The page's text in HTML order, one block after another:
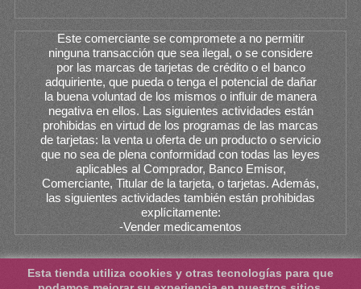
Este comerciante se compromete a no permitir
ninguna transacción que sea ilegal, o se considere
por las marcas de tarjetas de crédito o el banco
adquiriente, que pueda o tenga el potencial de dañar
la buena voluntad de los mismos o influir de manera
negativa en ellos. Las siguientes actividades están
prohibidas en virtud de los programas de las marcas
de tarjetas: la venta u oferta de un producto o servicio
que no sea de plena conformidad con todas las leyes
aplicables al Comprador, Banco Emisor,
Comerciante, Titular de la tarjeta, o tarjetas. Además,
las siguientes actividades también están prohibidas
explícitamente:
-Vender medicamentos
Esta tienda utiliza cookies y otras tecnologías para que